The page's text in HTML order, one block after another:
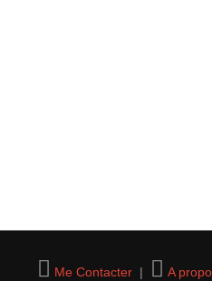
Me Contacter | A